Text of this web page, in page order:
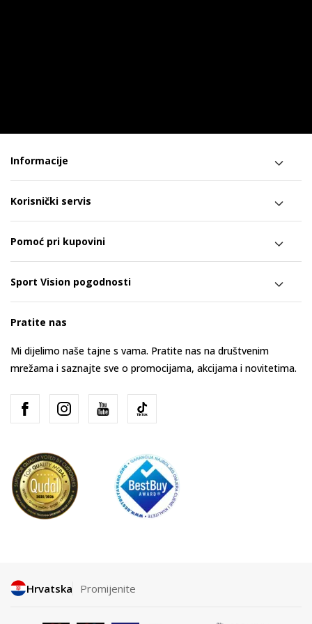
Informacije
Korisnički servis
Pomoć pri kupovini
Sport Vision pogodnosti
Pratite nas
Mi dijelimo naše tajne s vama. Pratite nas na društvenim
mrežama i saznajte sve o promocijama, akcijama i novitetima.
Hrvatska Promijenite